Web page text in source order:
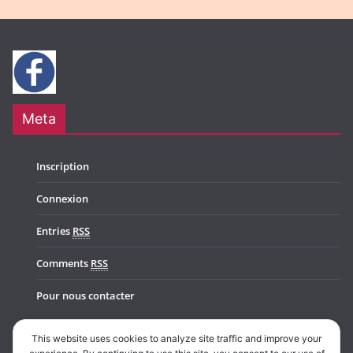
Meta
Inscription
Connexion
Entries RSS
Comments RSS
Pour nous contacter
This website uses cookies to analyze site traffic and improve your